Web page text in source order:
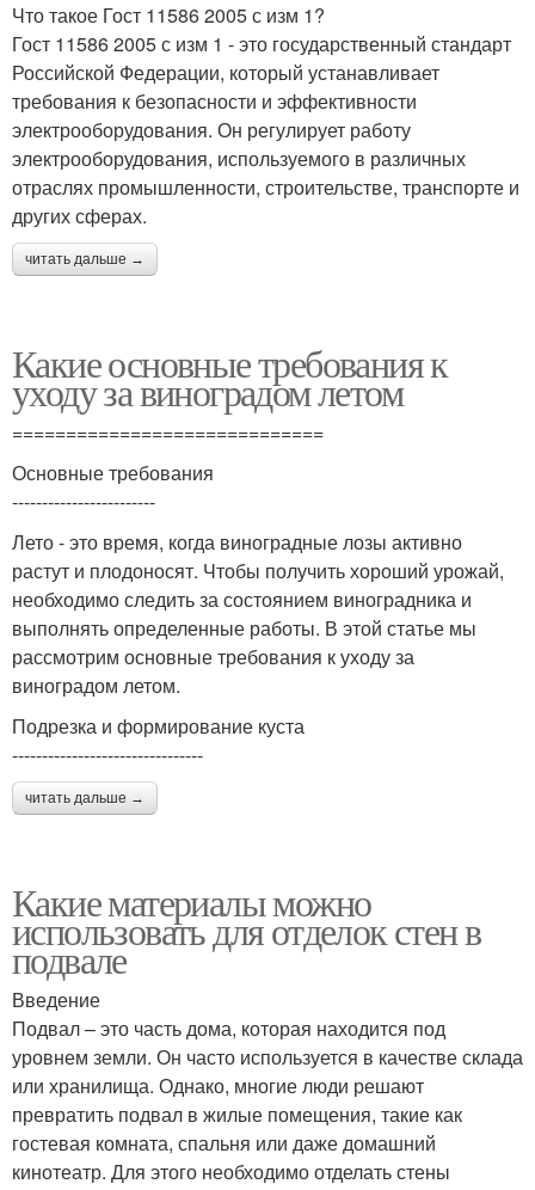
Что такое Гост 11586 2005 с изм 1?
Гост 11586 2005 с изм 1 - это государственный стандарт
Российской Федерации, который устанавливает
требования к безопасности и эффективности
электрооборудования. Он регулирует работу
электрооборудования, используемого в различных
отраслях промышленности, строительстве, транспорте и
других сферах.
читать дальше →
Какие основные требования к
уходу за виноградом летом
=============================
Основные требования
------------------------
Лето - это время, когда виноградные лозы активно
растут и плодоносят. Чтобы получить хороший урожай,
необходимо следить за состоянием виноградника и
выполнять определенные работы. В этой статье мы
рассмотрим основные требования к уходу за
виноградом летом.
Подрезка и формирование куста
--------------------------------
читать дальше →
Какие материалы можно
использовать для отделок стен в
подвале
Введение
Подвал – это часть дома, которая находится под
уровнем земли. Он часто используется в качестве склада
или хранилища. Однако, многие люди решают
превратить подвал в жилые помещения, такие как
гостевая комната, спальня или даже домашний
кинотеатр. Для этого необходимо отделать стены